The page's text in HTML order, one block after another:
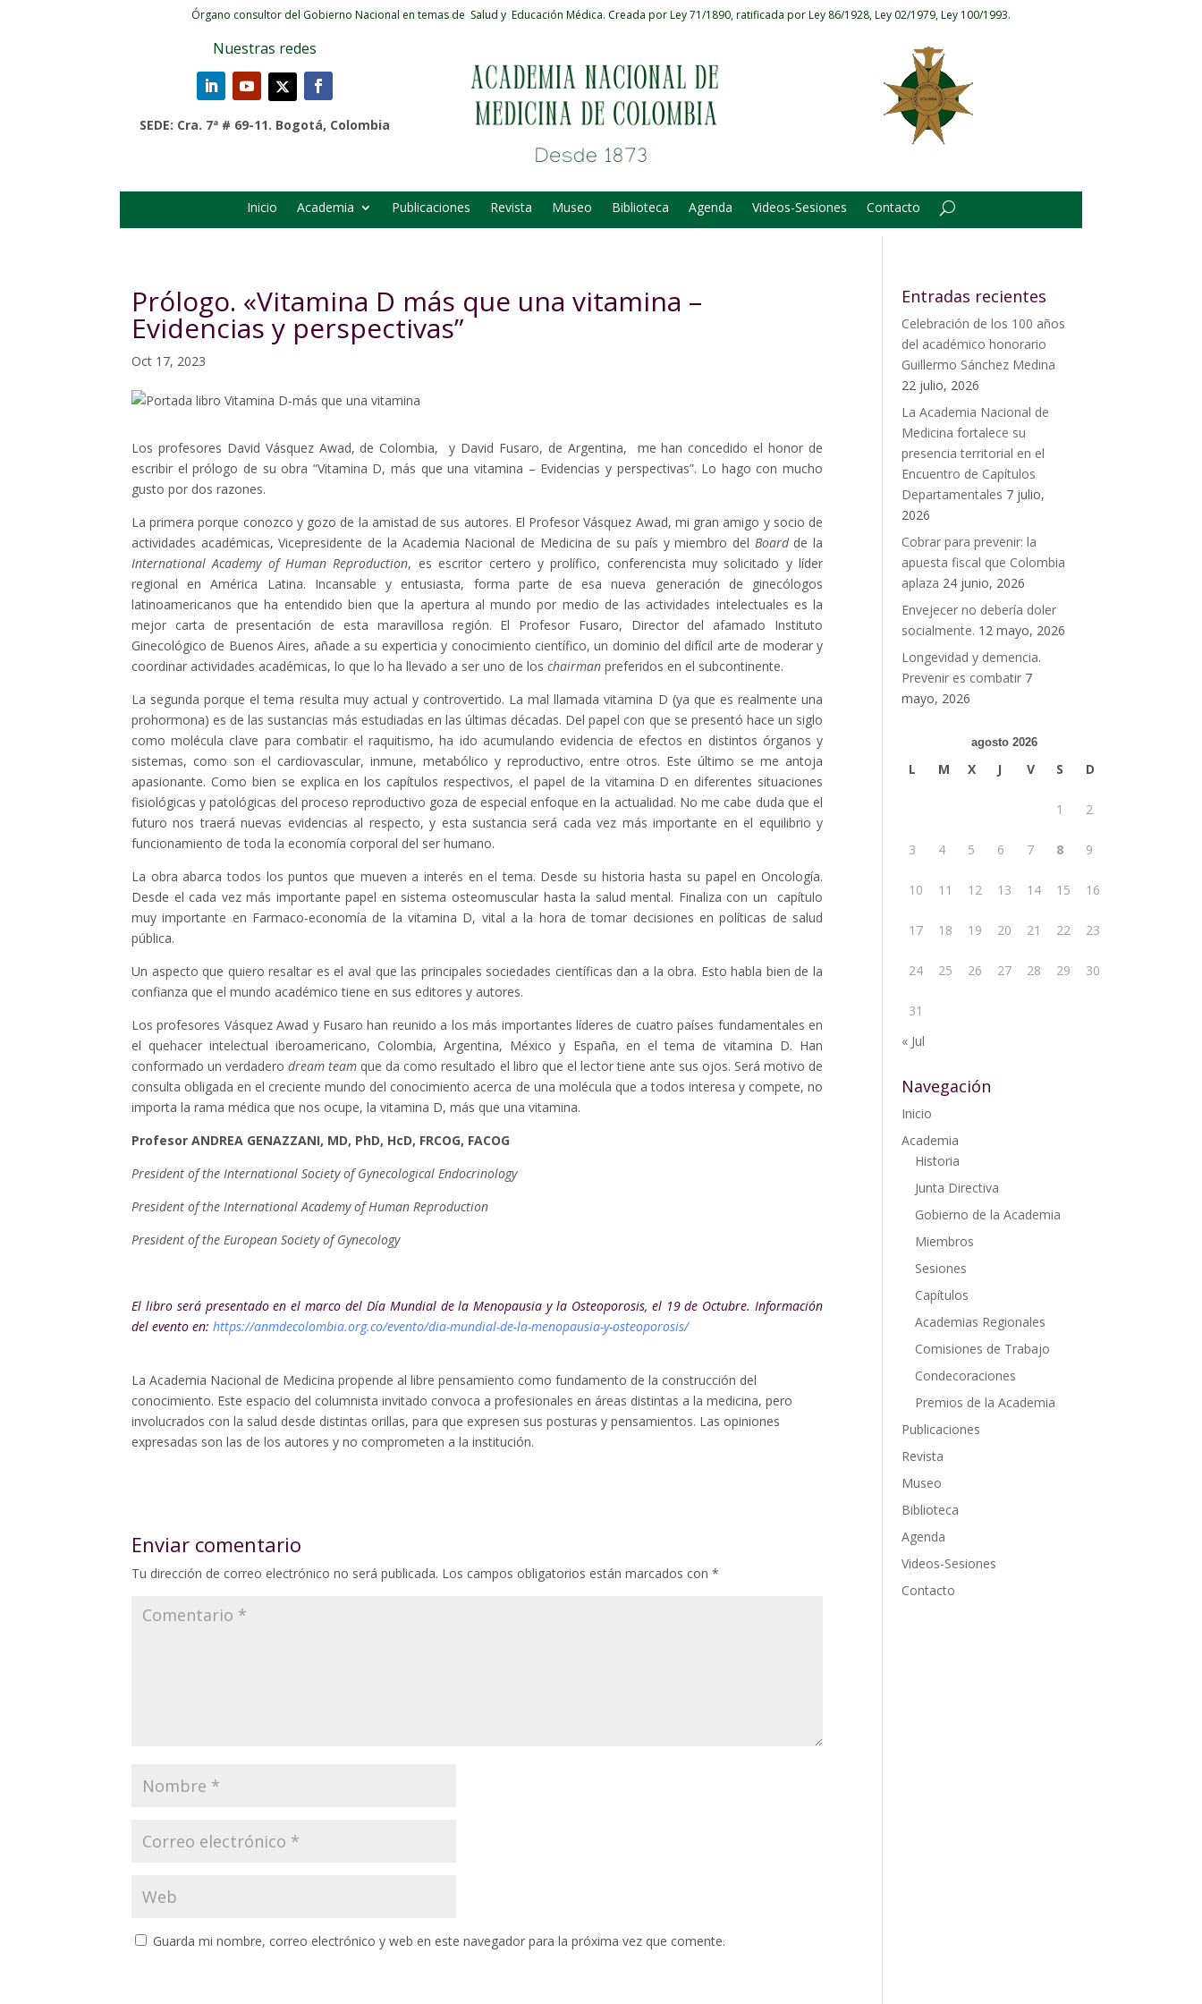
Órgano consultor del Gobierno Nacional en temas de Salud y Educación Médica. Creada por Ley 71/1890, ratificada por Ley 86/1928, Ley 02/1979, Ley 100/1993.
Nuestras redes
SEDE: Cra. 7ª # 69-11. Bogotá, Colombia
Inicio Academia Publicaciones Revista Museo Biblioteca Agenda Videos-Sesiones Contacto
Prólogo. «Vitamina D más que una vitamina –
Evidencias y perspectivas”
Oct 17, 2023
Los profesores David Vásquez Awad, de Colombia, y David Fusaro, de Argentina, me han concedido el honor de
escribir el prólogo de su obra “Vitamina D, más que una vitamina – Evidencias y perspectivas”. Lo hago con mucho
gusto por dos razones.
La primera porque conozco y gozo de la amistad de sus autores. El Profesor Vásquez Awad, mi gran amigo y socio de
actividades académicas, Vicepresidente de la Academia Nacional de Medicina de su país y miembro del Boardde la
International Academy of Human Reproduction, es escritor certero y prolífico, conferencista muy solicitado y líder
regional en América Latina. Incansable y entusiasta, forma parte de esa nueva generación de ginecólogos
latinoamericanos que ha entendido bien que la apertura al mundo por medio de las actividades intelectuales es la
mejor carta de presentación de esta maravillosa región. El Profesor Fusaro, Director del afamado Instituto
Ginecológico de Buenos Aires, añade a su experticia y conocimiento científico, un dominio del difícil arte de moderar y
coordinar actividades académicas, lo que lo ha llevado a ser uno de los chairman preferidos en el subcontinente.
La segunda porque el tema resulta muy actual y controvertido. La mal llamada vitamina D (ya que es realmente una
prohormona) es de las sustancias más estudiadas en las últimas décadas. Del papel con que se presentó hace un siglo
como molécula clave para combatir el raquitismo, ha ido acumulando evidencia de efectos en distintos órganos y
sistemas, como son el cardiovascular, inmune, metabólico y reproductivo, entre otros. Este último se me antoja
apasionante. Como bien se explica en los capítulos respectivos, el papel de la vitamina D en diferentes situaciones
fisiológicas y patológicas del proceso reproductivo goza de especial enfoque en la actualidad. No me cabe duda que el
futuro nos traerá nuevas evidencias al respecto, y esta sustancia será cada vez más importante en el equilibrio y
funcionamiento de toda la economía corporal del ser humano.
La obra abarca todos los puntos que mueven a interés en el tema. Desde su historia hasta su papel en Oncología.
Desde el cada vez más importante papel en sistema osteomuscular hasta la salud mental. Finaliza con un capítulo
muy importante en Farmaco-economía de la vitamina D, vital a la hora de tomar decisiones en políticas de salud
pública.
Un aspecto que quiero resaltar es el aval que las principales sociedades científicas dan a la obra. Esto habla bien de la
confianza que el mundo académico tiene en sus editores y autores.
Los profesores Vásquez Awad y Fusaro han reunido a los más importantes líderes de cuatro países fundamentales en
el quehacer intelectual iberoamericano, Colombia, Argentina, México y España, en el tema de vitamina D. Han
conformado un verdaderodream team que da como resultado el libro que el lector tiene ante sus ojos. Será motivo de
consulta obligada en el creciente mundo del conocimiento acerca de una molécula que a todos interesa y compete, no
importa la rama médica que nos ocupe, la vitamina D, más que una vitamina.
Profesor ANDREA GENAZZANI, MD, PhD, HcD, FRCOG, FACOG
President of the International Society of Gynecological Endocrinology
President of the International Academy of Human Reproduction
President of the European Society of Gynecology
El libro será presentado en el marco del Día Mundial de la Menopausia y la Osteoporosis, el 19 de Octubre. Información
del evento en: https://anmdecolombia.org.co/evento/dia-mundial-de-la-menopausia-y-osteoporosis/
La Academia Nacional de Medicina propende al libre pensamiento como fundamento de la construcción del
conocimiento. Este espacio del columnista invitado convoca a profesionales en áreas distintas a la medicina, pero
involucrados con la salud desde distintas orillas, para que expresen sus posturas y pensamientos. Las opiniones
expresadas son las de los autores y no comprometen a la institución.
Enviar comentario
Tu dirección de correo electrónico no será publicada. Los campos obligatorios están marcados con *
Guarda mi nombre, correo electrónico y web en este navegador para la próxima vez que comente.
Entradas recientes
Celebración de los 100 años
del académico honorario
Guillermo Sánchez Medina
22 julio, 2026
La Academia Nacional de
Medicina fortalece su
presencia territorial en el
Encuentro de Capítulos
Departamentales 7 julio,
2026
Cobrar para prevenir: la
apuesta fiscal que Colombia
aplaza 24 junio, 2026
Envejecer no debería doler
socialmente. 12 mayo, 2026
Longevidad y demencia.
Prevenir es combatir 7
mayo, 2026
agosto 2026
L M X J V S D
1 2
3 4 5 6 7 8 9
10 11 12 13 14 15 16
17 18 19 20 21 22 23
24 25 26 27 28 29 30
31
« Jul
Navegación
Inicio
Academia
Historia
Junta Directiva
Gobierno de la Academia
Miembros
Sesiones
Capítulos
Academias Regionales
Comisiones de Trabajo
Condecoraciones
Premios de la Academia
Publicaciones
Revista
Museo
Biblioteca
Agenda
Videos-Sesiones
Contacto